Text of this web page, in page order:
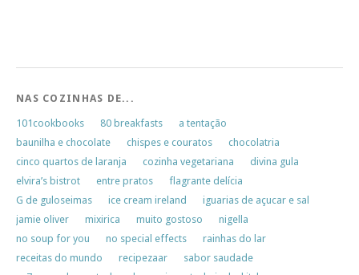
NAS COZINHAS DE...
101cookbooks 80 breakfasts
a tentação
baunilha e chocolate
chispes e couratos
chocolatria
cinco quartos de laranja
cozinha vegetariana
divina gula
elvira’s bistrot
entre pratos
flagrante delícia
G de guloseimas
ice cream ireland
iguarias de açucar e sal
jamie oliver
mixirica muito gostoso
nigella
no soup for you
no special effects
rainhas do lar
receitas do mundo
recipezaar
sabor saudade